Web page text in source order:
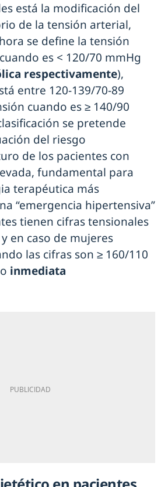
está la modificación del
de la tensión arterial,
se define la tensión
es < 120/70 mmHg
respectivamente),
entre 120-139/70-89
cuando es ≥ 140/90
se pretende
del riesgo
de los pacientes con
fundamental para
terapéutica más
“emergencia hipertensiva”
tienen cifras tensionales
en caso de mujeres
las cifras son ≥ 160/110
inmediata